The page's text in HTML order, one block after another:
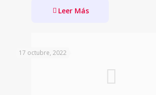
Leer Más
17 octubre, 2022